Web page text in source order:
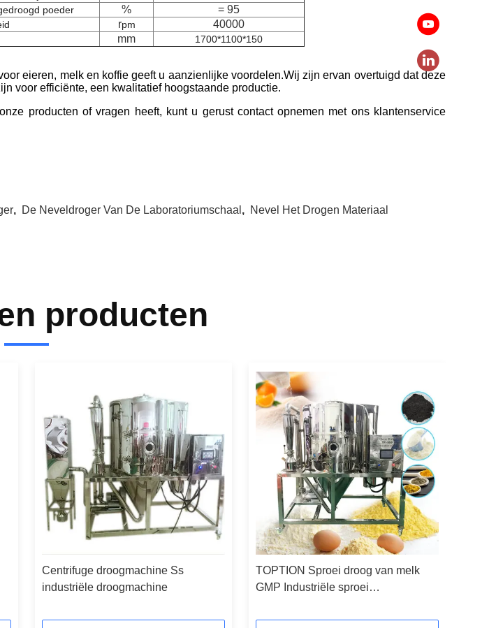
poeder % = 95
rpm 40000
mm 1700*1100*150
eieren, melk en koffie geeft u aanzienlijke voordelen.Wij zijn ervan overtuigd dat deze
voor efficiënte, een kwalitatief hoogstaande productie.
producten of vragen heeft, kunt u gerust contact opnemen met ons klantenservice
, De Neveldroger Van De Laboratoriumschaal , Nevel Het Drogen Materiaal
producten
Centrifuge droogmachine Ss
industriële droogmachine
TOPTION Sproei droog van melk
GMP Industriële sproei